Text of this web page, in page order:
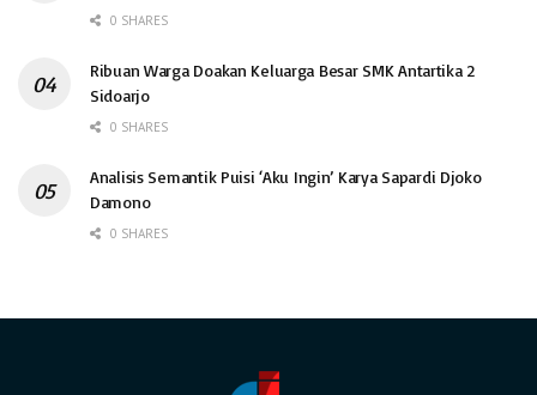
0 SHARES
Ribuan Warga Doakan Keluarga Besar SMK Antartika 2
Sidoarjo
0 SHARES
Analisis Semantik Puisi ‘Aku Ingin’ Karya Sapardi Djoko
Damono
0 SHARES